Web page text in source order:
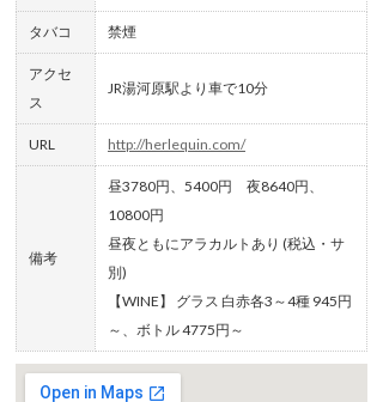
タバコ 禁煙
アクセ
ス
JR湯河原駅より車で10分
URL http://herlequin.com/
備考
昼3780円、5400円 夜8640円、
10800円
昼夜ともにアラカルトあり (税込・サ
別)
【WINE】 グラス 白赤各3～4種 945円
～、ボトル 4775円～